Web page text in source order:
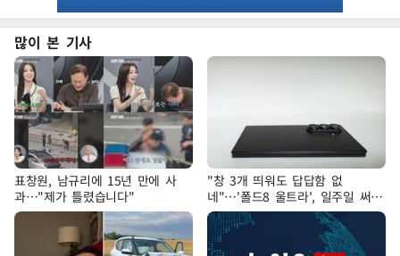
많이 본 기사
표창원, 남규리에 15년 만에 사
과…"제가 틀렸습니다"
"창 3개 띄워도 답답함 없
네"…'폴드8 울트라', 일주일 써보
니